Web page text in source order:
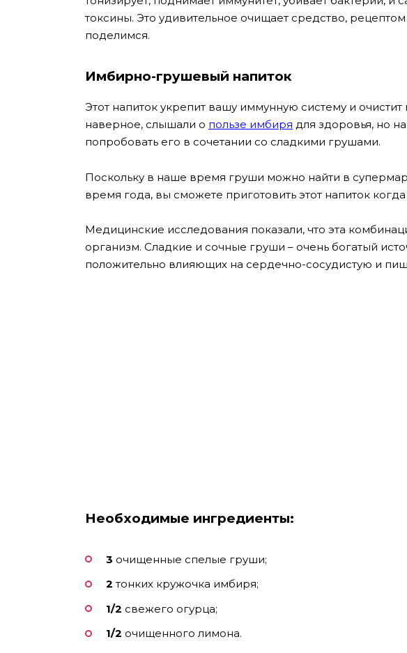
токсины. Это удивительное очищает средство,
поделимся.
Имбирно-грушевый напиток
Этот напиток укрепит вашу иммунную систему и
наверное, слышали о пользе имбиря для здоровья, но
попробовать его в сочетании со сладкими грушами.
Поскольку в наше время груши можно найти в
время года, вы сможете приготовить этот напиток когда
Медицинские исследования показали, что эта
организм. Сладкие и сочные груши – очень богатый
положительно влияющих на сердечно-сосудистую и
Необходимые ингредиенты:
3 очищенные спелые груши;
2 тонких кружочка имбиря;
1/2 свежего огурца;
1/2 очищенного лимона.